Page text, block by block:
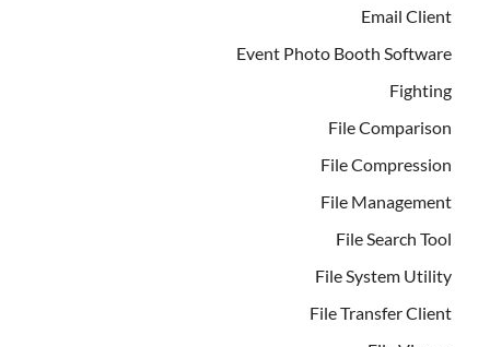
Email Client
Event Photo Booth Software
Fighting
File Comparison
File Compression
File Management
File Search Tool
File System Utility
File Transfer Client